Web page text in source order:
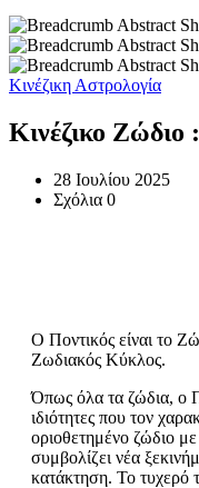
Κινέζικη Αστρολογία
Κινέζικο Ζώδιο
28 Ιουλίου 2025
Σχόλια 0
Ο Ποντικός είναι το
Ζωδιακός Κύκλος.
Όπως όλα τα ζώδια, ο
ιδιότητες που τον
οριοθετημένο ζώδιο
συμβολίζει νέα
κατάκτηση. Το τυχερό